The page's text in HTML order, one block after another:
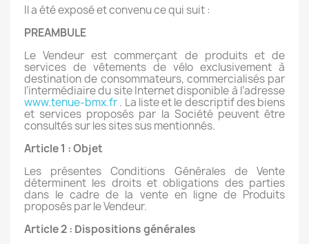
Il a été exposé et convenu ce qui suit :
PREAMBULE
Le Vendeur est commerçant de produits et de
services de vêtements de vélo exclusivement à
destination de consommateurs, commercialisés par
l’intermédiaire du site Internet disponible à l’adresse
www.tenue-bmx.fr. La liste et le descriptif des biens
et services proposés par la Société peuvent être
consultés sur les sites sus mentionnés.
Article 1 : Objet
Les présentes Conditions Générales de Vente
déterminent les droits et obligations des parties
dans le cadre de la vente en ligne de Produits
proposés par le Vendeur.
Article 2 : Dispositions générales